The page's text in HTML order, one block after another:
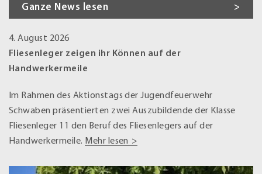
Ganze News lesen
4. August 2026
Fliesenleger zeigen ihr Können auf der
Handwerkermeile
Im Rahmen des Aktionstags der Jugendfeuerwehr
Schwaben präsentierten zwei Auszubildende der Klasse
Fliesenleger 11 den Beruf des Fliesenlegers auf der
Handwerkermeile. Mehr lesen